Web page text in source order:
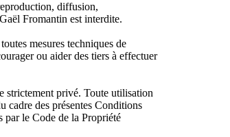
diffusion,
Fromantin est interdite.
mesures techniques de
ou aider des tiers à effectuer
strictement privé. Toute utilisation
cadre des présentes Conditions
par le Code de la Propriété